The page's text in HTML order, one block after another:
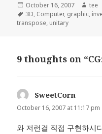
Posted
on
October 16, 2007 tee
Tags
3D, Computer, graphic,
transpose, unitary
9 thoughts on
SweetCorn
October 16, 2007 at 11:17 pm
와 저런걸 직접 구현하시